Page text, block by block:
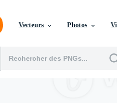
Vecteurs Photos